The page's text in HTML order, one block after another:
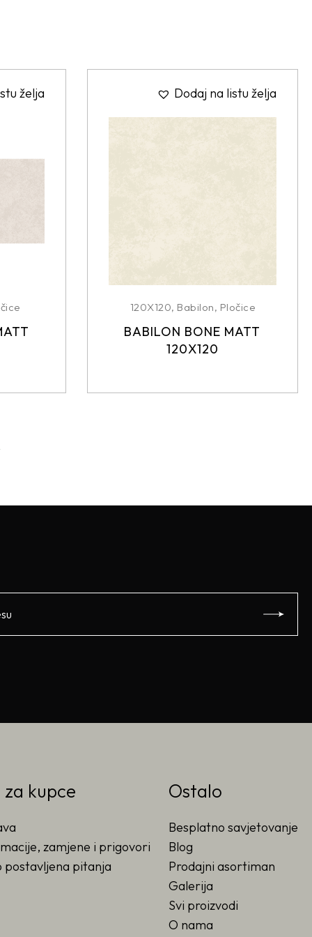
želja Dodaj na listu želja
120X120, Babilon, Pločice
BABILON BONE MATT
120X120
kupce
zamjene i prigovori
postavljena pitanja
Ostalo
Besplatno savjetovanje
Blog
Prodajni asortiman
Galerija
Svi proizvodi
O nama